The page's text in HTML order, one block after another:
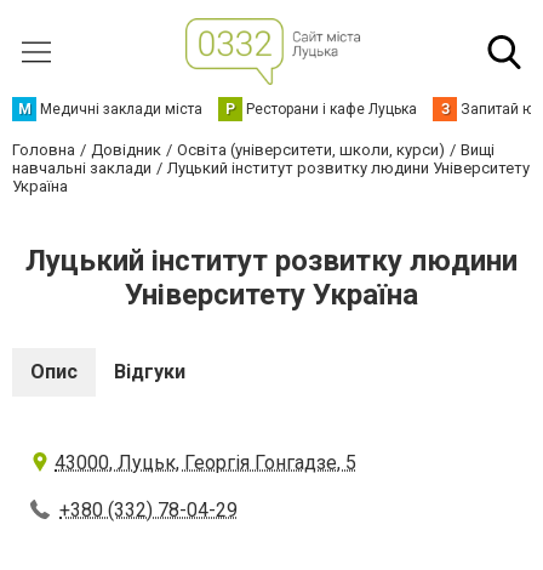
М Медичні заклади міста Р Ресторани і кафе Луцька З Запитай
Головна Довідник Освіта (університети, школи, курси)
Вищі
навчальні заклади
Луцький інститут розвитку людини Університету
Україна
Луцький інститут розвитку людини
Університету Україна
Опис Відгуки
43000, Луцьк, Георгія Гонгадзе, 5
+380 (332) 78-04-29